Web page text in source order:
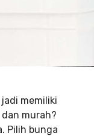
memiliki
murah?
Pilih bunga